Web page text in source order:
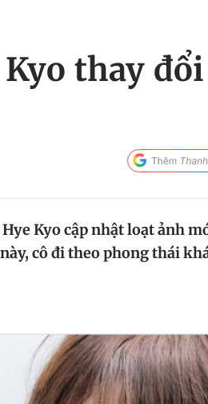
Kyo thay
Kyo cập nhật loạt ảnh
cô đi theo phong thái